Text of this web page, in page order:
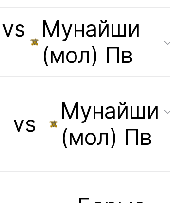
vs
Мунайши
(мол) Пв
vs
Мунайши
(мол) Пв